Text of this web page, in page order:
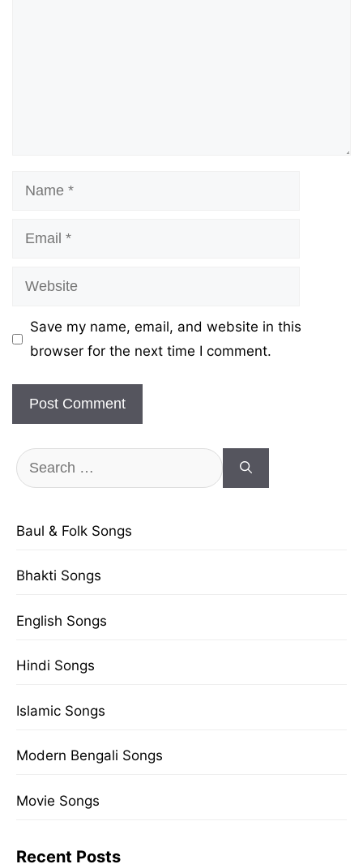
Name
Email
Website
Save my name, email, and website in this
browser for the next time I comment.
Search
for:
Baul & Folk Songs
Bhakti Songs
English Songs
Hindi Songs
Islamic Songs
Modern Bengali Songs
Movie Songs
Recent Posts